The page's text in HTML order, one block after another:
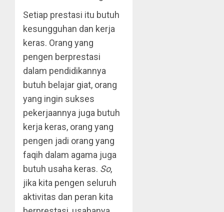
Setiap prestasi itu butuh
kesungguhan dan kerja
keras. Orang yang
pengen berprestasi
dalam pendidikannya
butuh belajar giat, orang
yang ingin sukses
pekerjaannya juga butuh
kerja keras, orang yang
pengen jadi orang yang
faqih dalam agama juga
butuh usaha keras. So,
jika kita pengen seluruh
aktivitas dan peran kita